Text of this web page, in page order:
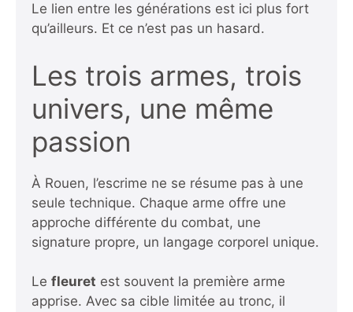
Le lien entre les générations est ici plus fort
qu’ailleurs. Et ce n’est pas un hasard.
Les trois armes, trois
univers, une même
passion
À Rouen, l’escrime ne se résume pas à une
seule technique. Chaque arme offre une
approche différente du combat, une
signature propre, un langage corporel unique.
Le fleuret est souvent la première arme
apprise. Avec sa cible limitée au tronc, il